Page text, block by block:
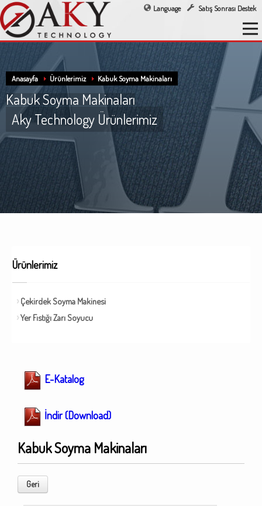
Language Satış Sonrası Destek
Anasayfa Ürünlerimiz Kabuk Soyma Makinaları
Kabuk Soyma Makinaları
Aky Technology Ürünlerimiz
Ürünlerimiz
Çekirdek Soyma Makinesi
Yer Fıstığı Zarı Soyucu
E-Katalog
İndir (Download)
Kabuk Soyma Makinaları
Geri